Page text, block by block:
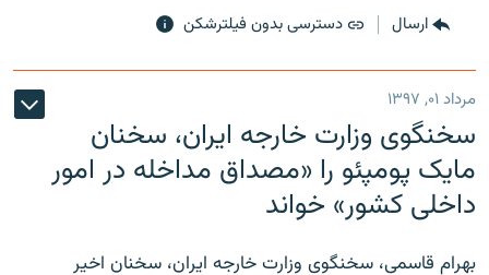
ارسال دسترسی بدون فیلترشکن
مرداد ۰۱, ۱۳۹۷
سخنگوی وزارت خارجه ایران، سخنان
مایک پومپئو را «مصداق مداخله در امور
داخلی کشور» خواند
بهرام قاسمی، سخنگوی وزارت خارجه ایران، سخنان اخیر